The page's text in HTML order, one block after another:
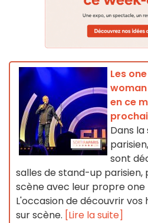
Les
en ce
Dans
sont
salles de stand-up parisien,
scène avec leur propre
L'occasion de découvrir
sur scène. [Lire la suite]